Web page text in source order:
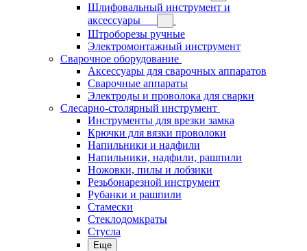
Шлифовальный инструмент и
аксессуары
Штроборезы ручные
Электромонтажный инструмент
Сварочное оборудование
Аксессуары для сварочных аппаратов
Сварочные аппараты
Электроды и проволока для сварки
Слесарно-столярный инструмент
Инструменты для врезки замка
Крючки для вязки проволоки
Напильники и надфили
Напильники, надфили, рашпили
Ножовки, пилы и лобзики
Резьбонарезной инструмент
Рубанки и рашпили
Стамески
Стеклодомкраты
Стусла
Еще